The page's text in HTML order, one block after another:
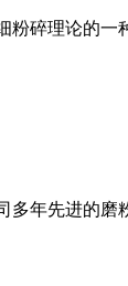
碎理论的
年先进的